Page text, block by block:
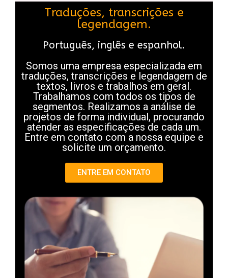
Traduções, transcrições e
legendagem.
Português, inglês e espanhol.
Somos uma empresa especializada em
traduções, transcrições e legendagem de
textos, livros e trabalhos em geral.
Trabalhamos com todos os tipos de
segmentos. Realizamos a análise de
projetos de forma individual, procurando
atender as especificações de cada um.
Entre em contato com a nossa equipe e
solicite um orçamento.
ENTRE EM CONTATO